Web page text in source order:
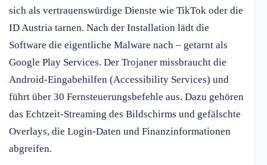
sich als vertrauenswürdige Dienste wie TikTok oder die
ID Austria tarnen. Nach der Installation lädt die
Software die eigentliche Malware nach – getarnt als
Google Play Services. Der Trojaner missbraucht die
Android-Eingabehilfen (Accessibility Services) und
führt über 30 Fernsteuerungsbefehle aus. Dazu gehören
das Echtzeit-Streaming des Bildschirms und gefälschte
Overlays, die Login-Daten und Finanzinformationen
abgreifen.